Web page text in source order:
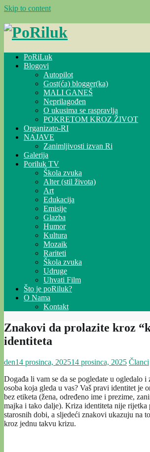
Skip to content
PoRiLuk
Blogovi
Autopilot
Gost(ća) blogger(ka)
MALI GANEŠ
Neprilagođen
O ukusima se raspravlja
POKRETOM KROZ ŽIVOT
Organizato-RI
NAJAVE
Zanimljivosti izvan Ri
Galerija
Poriluk TV
Škola zvuka
Alter (stil života)
Art
Edukacija
Emisije
Glazba
Humor
Kultura
Mozaik
Rariteti
Škola zvuka
Udruge
Uhvati Film
Što je poRiluk?
O Nama
Kontakt
Znakovi da prolazite kroz
identiteta
den14 prosinca, 202514 prosinca, 2025 Članci
Događa li vam se da se pogledate u ogledalo i
osoba koja gleda u vas? Vaš pravi identitet je
bez etiketa (žena, određeno ime i prezime,
majka i tako dalje). Kriza identiteta nije rijetka
starosnih dobi, a sljedeći znakovi ukazuju na
kroz jednu takvu krizu.